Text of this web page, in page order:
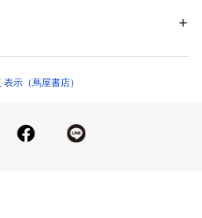
新しい世界。それは「世界にはた
たり前のようで、とても大切なこ
国旗を楽しむことは、世界を知る
示（蔦屋書店）